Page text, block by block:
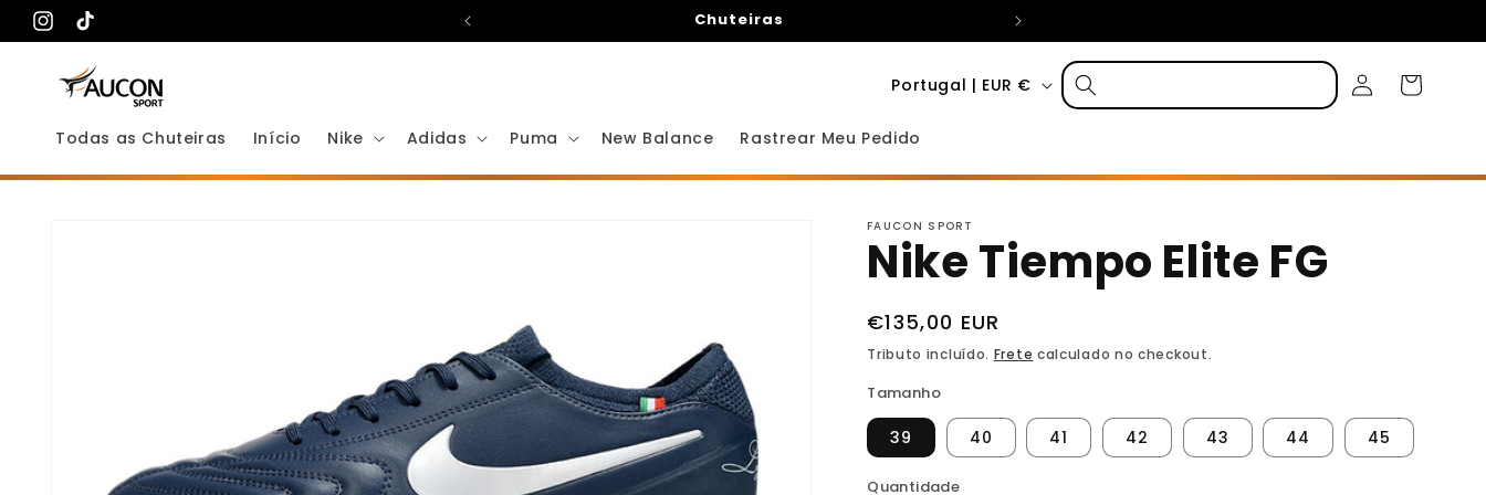
para o
conteúdo
Instagram
TikTok
Chuteiras
Todas as Chuteiras Início Nike Adidas Puma New Balance Rastrear Meu Pedido
P
í
s
/
R
e
g
i
ã
o
Portugal | EUR €
Fazer
login
Carrinho
FAUCON SPORT
Nike Tiempo Elite FG
Preço
normal
€135,00 EUR
Tributo incluído. Frete calculado no checkout.
Tamanho
39 40 41 42 43 44 45
Quantidade